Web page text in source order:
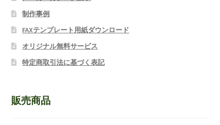
制作事例
FAXテンプレート用紙ダウンロード
オリジナル無料サービス
特定商取引法に基づく表記
販売商品